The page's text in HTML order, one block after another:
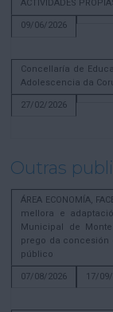
ACTIVIDADES
09/06/2026
Concellaría de
Adolescencia da
27/02/2026
Outras
ÁREA ECONOMÍA,
mellora e
Municipal de
prego da concesión
público
07/08/2026
17/